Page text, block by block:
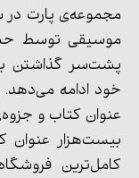
موسیقی توسط
پشت‌سر گذاشتن
خود ادامه می‌دهد.
عنوان کتاب و
بیست‌هزار عنوان
کامل‌ترین